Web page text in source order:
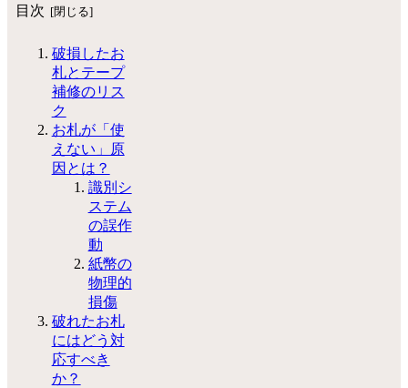
目次
破損したお
札とテープ
補修のリス
ク
お札が「使
えない」原
因とは？
識別シ
ステム
の誤作
動
紙幣の
物理的
損傷
破れたお札
にはどう対
応すべき
か？